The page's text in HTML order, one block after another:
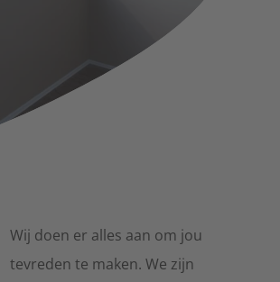
Wij doen er alles aan om jou
tevreden te maken. We zijn